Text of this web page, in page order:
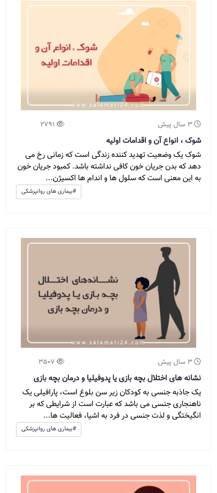
3 سال پیش 2791
شوک ، انواع آن و اقدامات اولیه
شوک یک وضعیت تهدید کننده زندگی است که زمانی رخ می
دهد که بدن جریان خون کافی نداشته باشد. کمبود جریان خون
به این معنی است که سلول ها و اندام ها اکسیژن...
#بیماری های روانپزشکی
3 سال پیش 3507
نشانه های اختلال بچه بازی یا پدوفیلیا و درمان بچه بازی
یک جاذبه جنسی به کودکان زیر سن بلوغ است، پارافیلی یک
ناهنجاری جنسی می باشد که عبارت است از شرایطی که بر
انگیختگی و لذت جنسی در فرد به اشیا، فعالیت ها...
#بیماری های روانپزشکی